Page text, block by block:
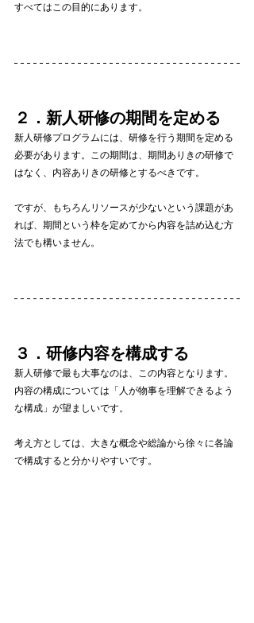
すべてはこの目的にあります。
２．新人研修の期間を定める
新人研修プログラムには、研修を行う期間を定める
必要があります。この期間は、期間ありきの研修で
はなく、内容ありきの研修とするべきです。
ですが、もちろんリソースが少ないという課題があ
れば、期間という枠を定めてから内容を詰め込む方
法でも構いません。
３．研修内容を構成する
新人研修で最も大事なのは、この内容となります。
内容の構成については「人が物事を理解できるよう
な構成」が望ましいです。
考え方としては、大きな概念や総論から徐々に各論
で構成すると分かりやすいです。